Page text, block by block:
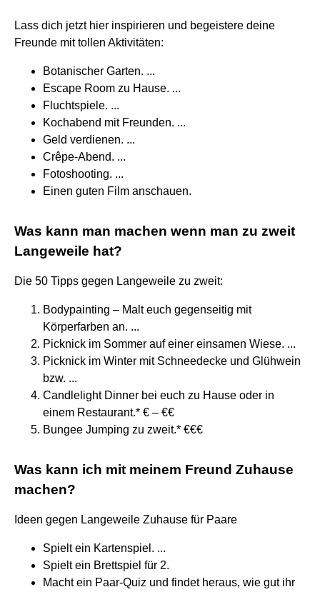
Lass dich jetzt hier inspirieren und begeistere deine
Freunde mit tollen Aktivitäten:
Botanischer Garten. ...
Escape Room zu Hause. ...
Fluchtspiele. ...
Kochabend mit Freunden. ...
Geld verdienen. ...
Crêpe-Abend. ...
Fotoshooting. ...
Einen guten Film anschauen.
Was kann man machen wenn man zu zweit
Langeweile hat?
Die 50 Tipps gegen Langeweile zu zweit:
Bodypainting – Malt euch gegenseitig mit
Körperfarben an. ...
Picknick im Sommer auf einer einsamen Wiese. ...
Picknick im Winter mit Schneedecke und Glühwein
bzw. ...
Candlelight Dinner bei euch zu Hause oder in
einem Restaurant.* € – €€
Bungee Jumping zu zweit.* €€€
Was kann ich mit meinem Freund Zuhause
machen?
Ideen gegen Langeweile Zuhause für Paare
Spielt ein Kartenspiel. ...
Spielt ein Brettspiel für 2.
Macht ein Paar-Quiz und findet heraus, wie gut ihr